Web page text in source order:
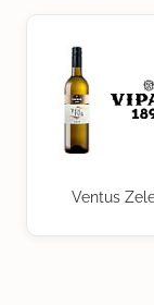
Ventus